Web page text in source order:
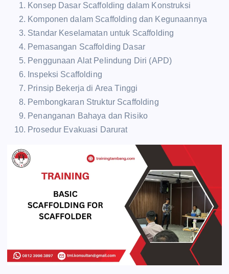
Konsep Dasar Scaffolding dalam Konstruksi
Komponen dalam Scaffolding dan Kegunaannya
Standar Keselamatan untuk Scaffolding
Pemasangan Scaffolding Dasar
Penggunaan Alat Pelindung Diri (APD)
Inspeksi Scaffolding
Prinsip Bekerja di Area Tinggi
Pembongkaran Struktur Scaffolding
Penanganan Bahaya dan Risiko
Prosedur Evakuasi Darurat